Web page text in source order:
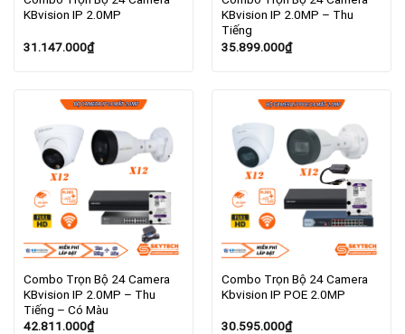
KBvision IP 2.0MP
31.147.000₫
KBvision IP 2.0MP – Thu
Tiếng
35.899.000₫
Combo Trọn Bộ 24 Camera
KBvision IP 2.0MP – Thu
Tiếng – Có Màu
42.811.000₫
Combo Trọn Bộ 24 Camera
Kbvision IP POE 2.0MP
30.595.000₫